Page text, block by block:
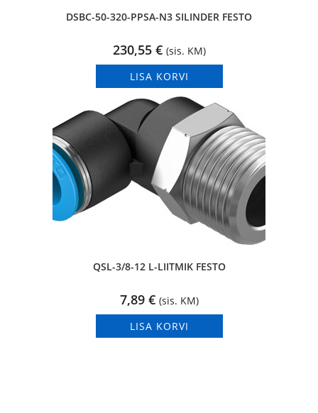
DSBC-50-320-PPSA-N3 SILINDER FESTO
230,55 € (sis. KM)
LISA KORVI
QSL-3/8-12 L-LIITMIK FESTO
7,89 € (sis. KM)
LISA KORVI